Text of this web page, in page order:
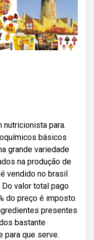
nutricionista para.
básicos
grande variedade
na produção de
vendido no brasil
valor total pago
do preço é imposto.
presentes
bastante
para que serve.